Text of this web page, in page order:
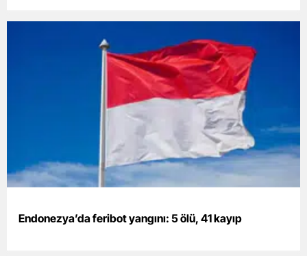
Kırıkkale
Batman
Şırnak
Bartın
Ardahan
Iğdır
Endonezya’da feribot yangını: 5 ölü, 41 kayıp